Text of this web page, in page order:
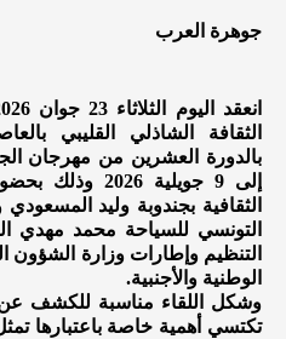
جوهرة العرب
الثقافة الشاذلي القليبي
إلى 9 جويلية
الثقافية بجندوبة وليد
التونسي للسياحة محمد مهدي
التنظيم وإطارات وزارة الشؤون
الوطنية والأجنبية.
وشكل اللقاء مناسبة للكشف عن
تكتسي أهمية خاصة باعتبارها